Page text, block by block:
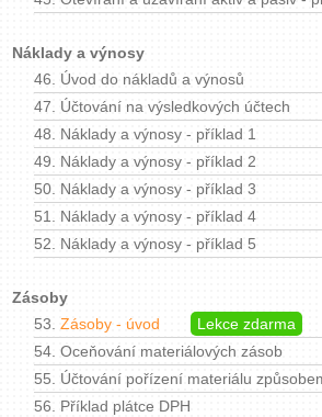
Náklady a výnosy
46. Úvod do nákladů a výnosů
47. Účtování na výsledkových účtech
48. Náklady a výnosy - příklad 1
49. Náklady a výnosy - příklad 2
50. Náklady a výnosy - příklad 3
51. Náklady a výnosy - příklad 4
52. Náklady a výnosy - příklad 5
Zásoby
53. Zásoby - úvod Lekce zdarma
54. Oceňování materiálových zásob
55. Účtování pořízení materiálu
56. Příklad plátce DPH